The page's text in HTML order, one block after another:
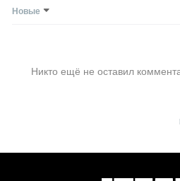
Новые
Никто ещё не оставил